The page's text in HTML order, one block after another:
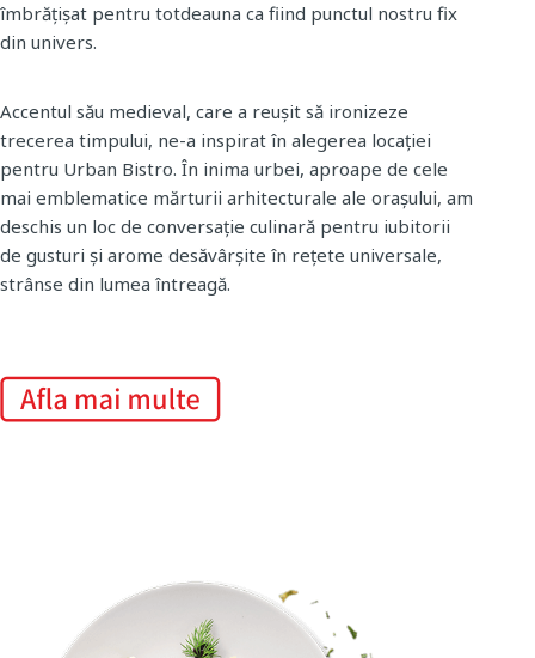
îmbrățișat pentru totdeauna ca fiind punctul nostru fix
din univers.
Accentul său medieval, care a reușit să ironizeze
trecerea timpului, ne-a inspirat în alegerea locației
pentru Urban Bistro. În inima urbei, aproape de cele
mai emblematice mărturii arhitecturale ale orașului, am
deschis un loc de conversație culinară pentru iubitorii
de gusturi și arome desăvârșite în rețete universale,
strânse din lumea întreagă.